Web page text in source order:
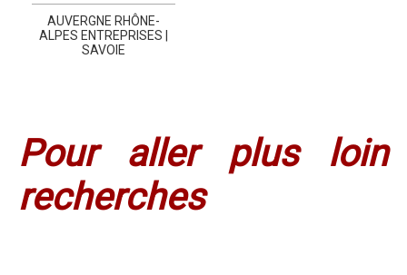
AUVERGNE RHÔNE-
ALPES ENTREPRISES |
SAVOIE
Pour aller plus
recherches